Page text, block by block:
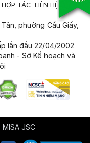
HỢP TÁC LIÊN HỆ
phường Cầu Giấy,
lần đầu 22/04/2002
- Sở Kế hoạch và
JSC